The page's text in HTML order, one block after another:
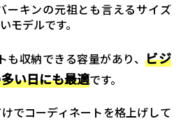
ーキンの元祖とも言えるサイズ
モデルです。
も収納できる容量があり、ビジ
い日にも最適です。
でコーディネートを格上げして